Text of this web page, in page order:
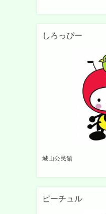
しろっぴー
城山公民館
ピーチュル